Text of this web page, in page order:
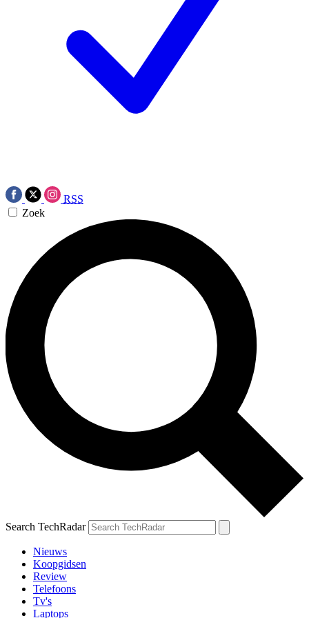
RSS
Zoek
Search TechRadar
Nieuws
Koopgidsen
Review
Telefoons
Tv's
Laptops